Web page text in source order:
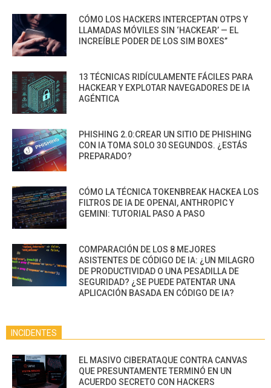
CÓMO LOS HACKERS INTERCEPTAN OTPS Y
LLAMADAS MÓVILES SIN ‘HACKEAR’ — EL
INCREÍBLE PODER DE LOS SIM BOXES”
13 TÉCNICAS RIDÍCULAMENTE FÁCILES PARA
HACKEAR Y EXPLOTAR NAVEGADORES DE IA
AGÉNTICA
PHISHING 2.0:CREAR UN SITIO DE PHISHING
CON IA TOMA SOLO 30 SEGUNDOS. ¿ESTÁS
PREPARADO?
CÓMO LA TÉCNICA TOKENBREAK HACKEA LOS
FILTROS DE IA DE OPENAI, ANTHROPIC Y
GEMINI: TUTORIAL PASO A PASO
COMPARACIÓN DE LOS 8 MEJORES
ASISTENTES DE CÓDIGO DE IA: ¿UN MILAGRO
DE PRODUCTIVIDAD O UNA PESADILLA DE
SEGURIDAD? ¿SE PUEDE PATENTAR UNA
APLICACIÓN BASADA EN CÓDIGO DE IA?
INCIDENTES
EL MASIVO CIBERATAQUE CONTRA CANVAS
QUE PRESUNTAMENTE TERMINÓ EN UN
ACUERDO SECRETO CON HACKERS